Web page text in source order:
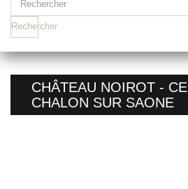
Rechercher
CHÂTEAU NOIROT -
CHALON SUR SAONE